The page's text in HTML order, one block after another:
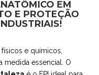
EM
E PROTEÇÃO
e químicos,
medida essencial. O